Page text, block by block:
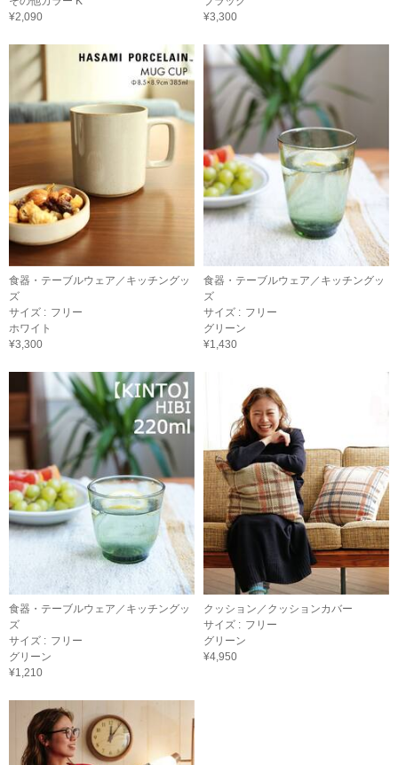
¥2,090
¥3,300
食器・テーブルウェア／キッチングッ
ズ
サイズ : フリー
ホワイト
¥3,300
食器・テーブルウェア／キッチングッ
ズ
サイズ : フリー
グリーン
¥1,430
食器・テーブルウェア／キッチングッ
ズ
サイズ : フリー
グリーン
¥1,210
クッション／クッションカバー
サイズ : フリー
グリーン
¥4,950